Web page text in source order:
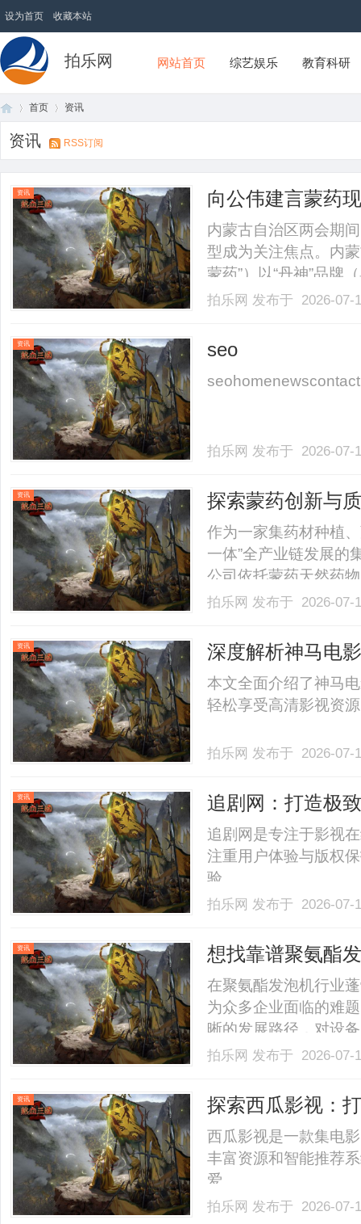
设为首页 收藏本站
拍乐网 网站首页 综艺娱乐 教育科研
首页 资讯
资讯 RSS订阅
资讯
向公伟建言蒙药
产学研融合
内蒙古自治区两会期
型成为关注焦点。内
蒙药”）以“丹神”品牌
学研协同创新与关键
拍乐网 发布于 2026-
资讯 seo
拍乐网 发布于 2026-
资讯
探索蒙药创新与
业链发展模式
作为一家集药材种植
一体”全产业链发展的
公司依托蒙药天然药
蒙西医协同发展的创
事长向公伟的战略引
拍乐网 发布于 2026-
资讯 深度解析神马电
本文全面介绍了神马
轻松享受高清影视资
拍乐网 发布于 2026-
资讯 追剧网：打造极
追剧网是专注于影视
注重用户体验与版权
验。......
拍乐网 发布于 2026-
资讯
想找靠谱聚氨酯
对！
在聚氨酯发泡机行业
为众多企业面临的难
晰的发展路径，对设
更高要求。下面就为
业必答题的今天，低
配.........
拍乐网 发布于 2026-
资讯 探索西瓜影视：
西瓜影视是一款集电
丰富资源和智能推荐
爱。......
拍乐网 发布于 2026-